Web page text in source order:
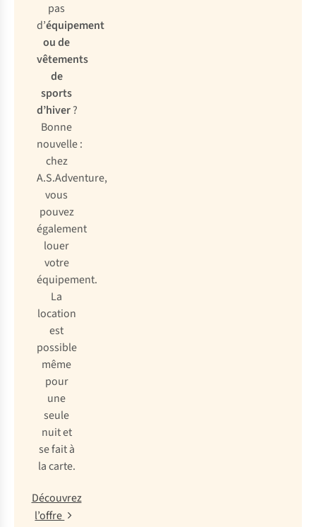
pas
d’équipement
ou de
vêtements
de
sports
d’hiver?
Bonne
nouvelle :
chez
A.S.Adventure,
vous
pouvez
également
louer
votre
équipement.
La
location
est
possible
même
pour
une
seule
nuit et
se fait à
la carte.
Découvrez
l’offre